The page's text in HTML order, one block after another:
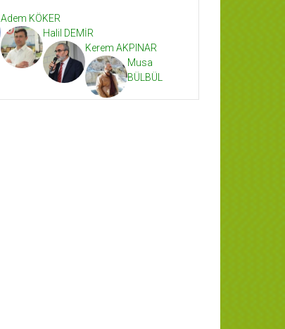
Adem KÖKER
Halil DEMİR
Kerem AKPINAR
Musa
BÜLBÜL